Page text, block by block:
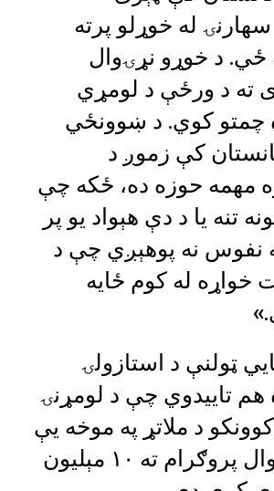
له خوړلو پرته
د خوړو نړۍوال
ته د ورځې د لومړي
چمتو کوي. د ښوونځي
کې زموږ د
مهمه حوزه ده، ځکه چې
تنه یا د دې هېواد یو پر
نفوس نه پوهېږي چې د
خواړه له کوم ځایه
ټولنې د استازولۍ
هم تاییدوي چې د لومړنۍ
د ملاتړ په موخه یې
د خوړو نړۍوال پروګرام ته ۱۰ مېلیون